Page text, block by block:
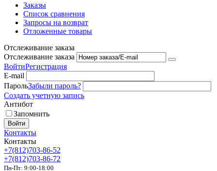
Заказы
Список сравнения
Запросы на возврат
Отложенные товары
Отслеживание заказа
Отслеживание заказа
ВойтиРегистрация
E-mail
ПарольЗабыли пароль?
Создать учетную запись
Антибот
Запомнить
Войти
Контакты
Контакты
+7(812)703-86-52
+7(812)703-86-72
Пн-Пт: 9:00-18:00